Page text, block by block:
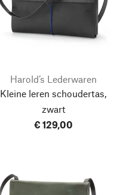
Harold’s Lederwaren
Kleine leren schoudertas,
zwart
€ 129,00